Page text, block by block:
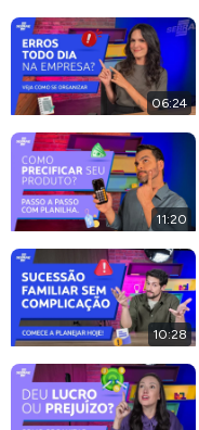
06:24
11:20
10:28